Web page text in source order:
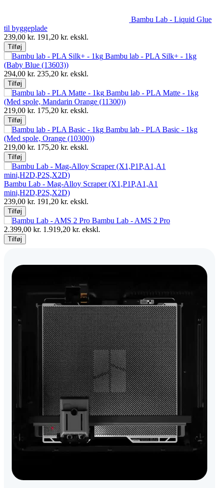
Bambu Lab - Liquid Glue
til byggeplade
239,00 kr. 191,20 kr. ekskl.
Tilføj
Bambu lab - PLA Silk+ - 1kg
(Baby Blue (13603))
294,00 kr. 235,20 kr. ekskl.
Tilføj
Bambu lab - PLA Matte - 1kg
(Med spole, Mandarin Orange (11300))
219,00 kr. 175,20 kr. ekskl.
Tilføj
Bambu lab - PLA Basic - 1kg
(Med spole, Orange (10300))
219,00 kr. 175,20 kr. ekskl.
Tilføj
Bambu Lab - Mag-Alloy Scraper (X1,P1P,A1,A1
mini,H2D,P2S,X2D)
239,00 kr. 191,20 kr. ekskl.
Tilføj
Bambu Lab - AMS 2 Pro
2.399,00 kr. 1.919,20 kr. ekskl.
Tilføj